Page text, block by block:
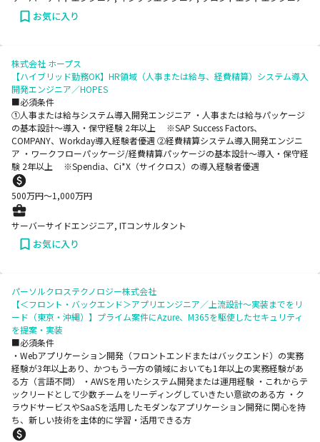
お気に入り
株式会社 ホープス
【ハイブリッド勤務OK】HR領域（人事または給与、経費精算）システム導入
開発エンジニア／HOPES
■必須条件
➀人事または給与システム導入開発エンジニア ・人事または給与パッケージ
の基本設計～導入・保守経験 2年以上 ※SAP Success Factors、
COMPANY、Workday導入経験者優遇 ➁経費精算システム導入開発エンジニ
ア ・ワークフローパッケージ/経費精算パッケージの基本設計～導入・保守経
験 2年以上 ※Spendia、Ci*X（サイクロス）の導入経験者優遇
500万円〜1,000万円
サーバーサイドエンジニア, ITコンサルタント
お気に入り
パーソルクロステクノロジー株式会社
【＜フロント・バックエンド＞アプリエンジニア／上流設計～実装までをリ
ード（東京・沖縄）】プライム案件にAzure、M365を駆使したセキュリティ
を提案・実装
■必須条件
・Webアプリケーション開発（フロントエンドまたはバックエンド）の実務
経験が3年以上あり、かつもう一方の領域においても1年以上の実務経験があ
る方（言語不問） ・AWSを用いたシステム開発または運用経験 ・これからテ
ックリードとして少数チームをリーディングしていきたい意欲のある方 ・ク
ラウドサービスやSaaSを活用したモダンなアプリケーション開発に関心を持
ち、新しい技術を主体的に学習・活用できる方